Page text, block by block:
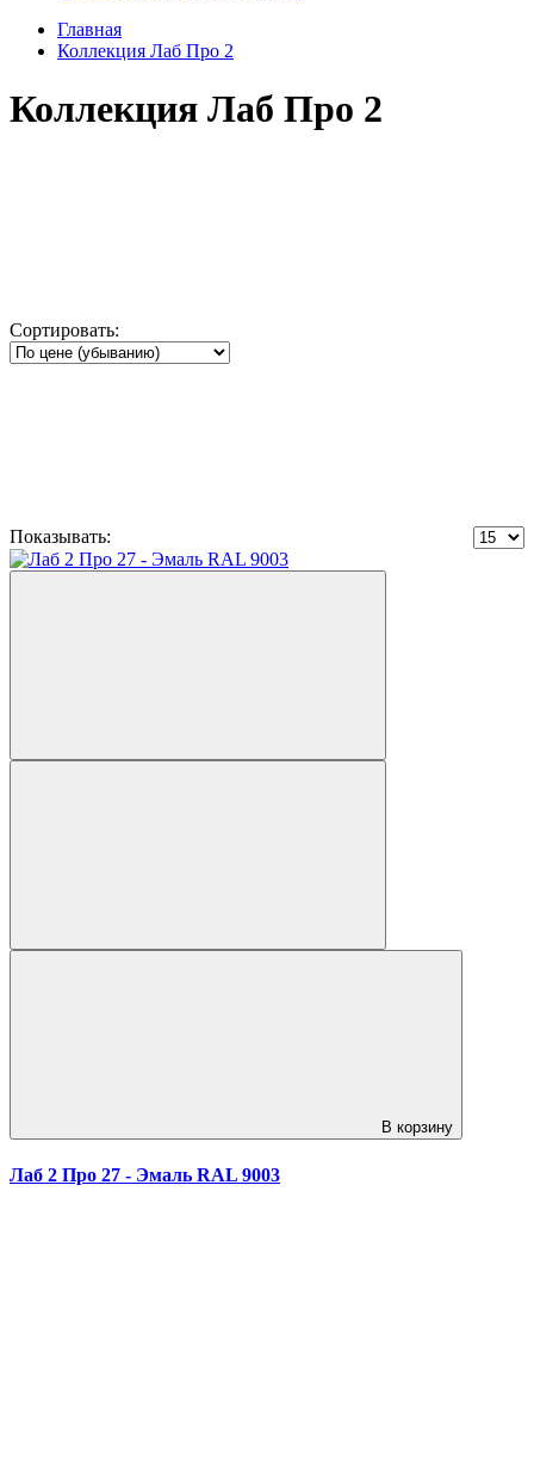
Главная
Коллекция Лаб Про 2
Коллекция Лаб Про 2
Сортировать:
Показывать:
В корзину
Лаб 2 Про 27 - Эмаль RAL 9003